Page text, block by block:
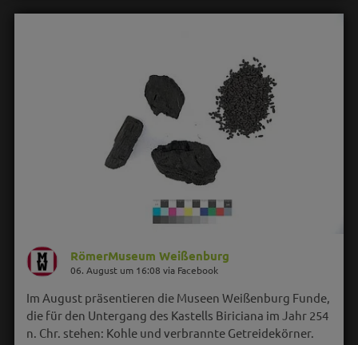
RömerMuseum Weißenburg
06. August um 16:08 via Facebook
Im August präsentieren die Museen Weißenburg Funde,
die für den Untergang des Kastells Biriciana im Jahr 254
n. Chr. stehen: Kohle und verbrannte Getreidekörner.